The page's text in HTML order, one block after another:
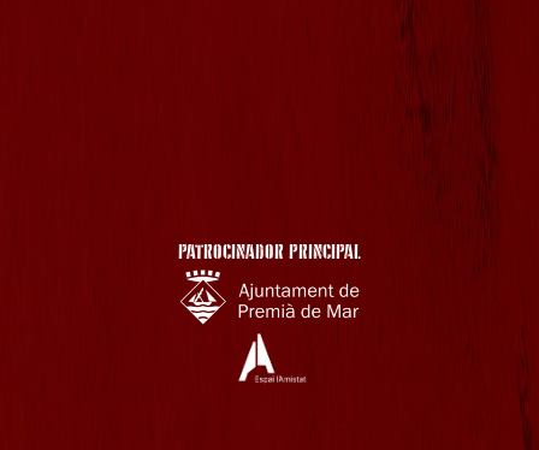
PATROCINADOR PRINCIPAL